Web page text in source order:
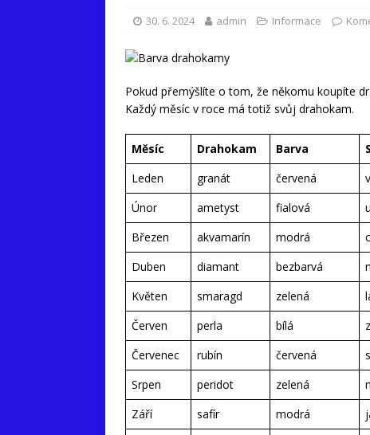
30. 6. 2024 admin Informace
Pokud přemýšlíte o tom, že někomu koupíte
Každý měsíc v roce má totiž svůj drahokam.
Měsíc Drahokam Barva
Leden
granát červená
Únor
ametyst fialová
Březen
akvamarín modrá
Duben
diamant bezbarvá
Květen
smaragd zelená
Červen
perla bílá
Červenec
rubín červená
Srpen
peridot zelená
Září
safír modrá